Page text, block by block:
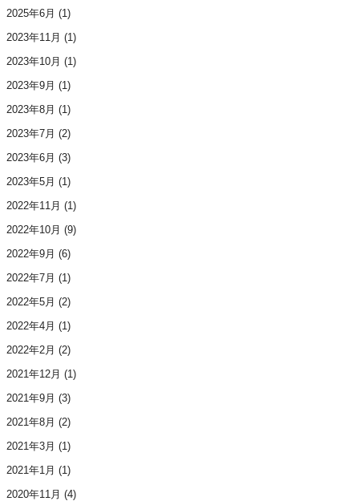
2025年6月 (1)
2023年11月 (1)
2023年10月 (1)
2023年9月 (1)
2023年8月 (1)
2023年7月 (2)
2023年6月 (3)
2023年5月 (1)
2022年11月 (1)
2022年10月 (9)
2022年9月 (6)
2022年7月 (1)
2022年5月 (2)
2022年4月 (1)
2022年2月 (2)
2021年12月 (1)
2021年9月 (3)
2021年8月 (2)
2021年3月 (1)
2021年1月 (1)
2020年11月 (4)